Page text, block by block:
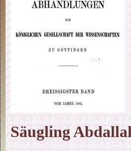
Säugling